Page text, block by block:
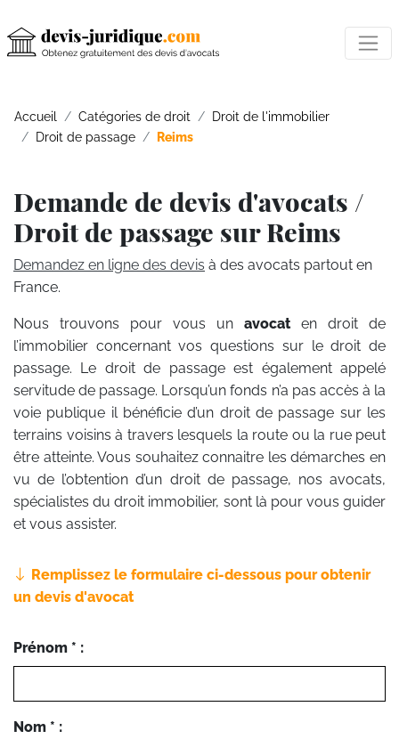
Accueil Catégories de droit
Droit de l'immobilier
Droit de passage
Reims
Demande de devis d'avocats /
Droit de passage sur Reims
Demandez en ligne des devis à des avocats partout en
France.
Nous trouvons pour vous un avocat en droit de
l’immobilier concernant vos questions sur le droit de
passage. Le droit de passage est également appelé
servitude de passage. Lorsqu’un fonds n’a pas accès à la
voie publique il bénéficie d’un droit de passage sur les
terrains voisins à travers lesquels la route ou la rue peut
être atteinte. Vous souhaitez connaitre les démarches en
vu de l’obtention d’un droit de passage, nos avocats,
spécialistes du droit immobilier, sont là pour vous guider
et vous assister.
Remplissez le formulaire ci-dessous pour obtenir
un devis d'avocat
Prénom * :
Nom * :